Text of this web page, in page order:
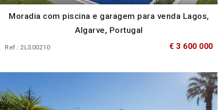
Moradia com piscina e garagem para venda Lagos,
Algarve, Portugal
Ref.: 2LS00210 € 3 600 000